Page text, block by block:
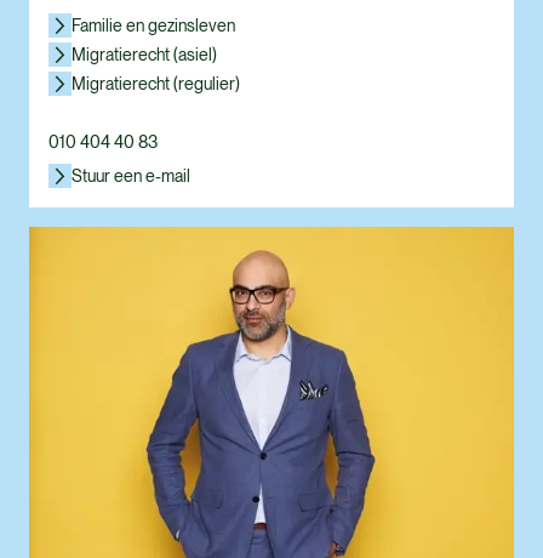
Familie en gezinsleven
Migratierecht (asiel)
Migratierecht (regulier)
010 404 40 83
Stuur een e-mail